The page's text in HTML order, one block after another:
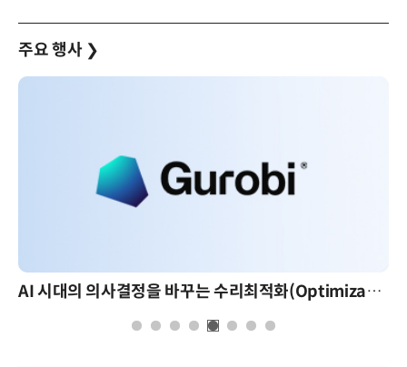
주요 행사 ❯
AI 시대의 의사결정을 바꾸는 수리최적화(Optimization): 실제 산업 적용 사례와 활용 전략